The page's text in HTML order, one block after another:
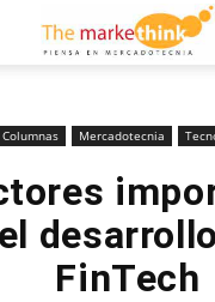
Columnas Mercadotecnia
FinTech